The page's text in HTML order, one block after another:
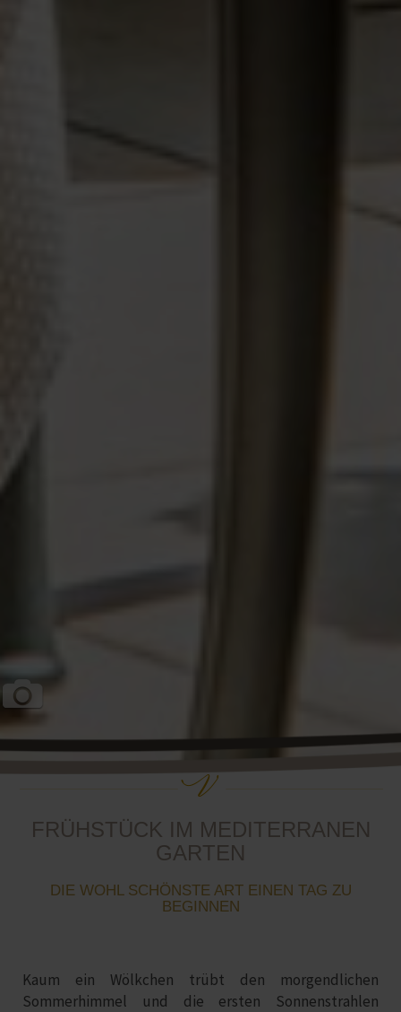
FRÜHSTÜCK IM MEDITERRANEN
GARTEN
DIE WOHL SCHÖNSTE ART EINEN TAG ZU
BEGINNEN
Kaum ein Wölkchen trübt den morgendlichen
Sommerhimmel und die ersten Sonnenstrahlen